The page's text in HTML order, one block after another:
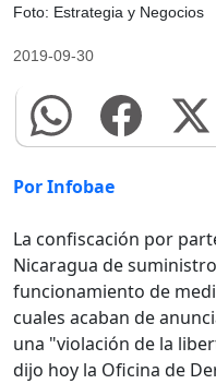
Foto: Estrategia y Negocios
2019-09-30
Por Infobae
La confiscación por
Nicaragua de
funcionamiento de
cuales acaban de
una "violación de la
dijo hoy la Oficina de